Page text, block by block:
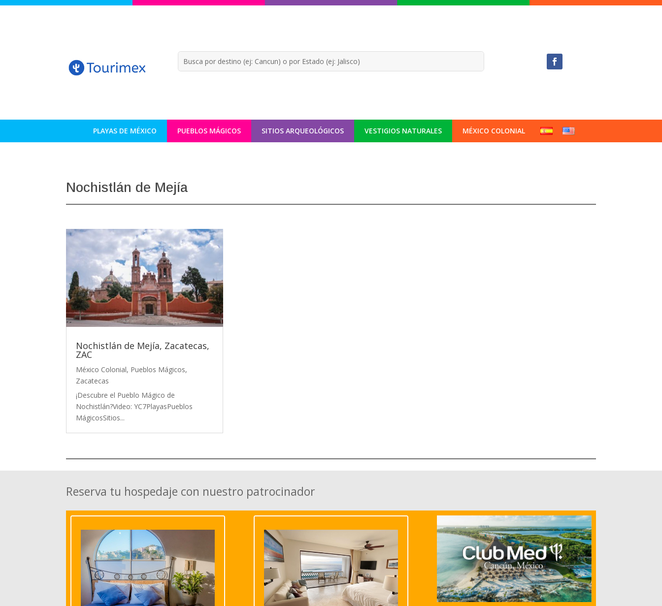
PLAYAS DE MÉXICO PUEBLOS MÁGICOS SITIOS ARQUEOLÓGICOS VESTIGIOS NATURALES MÉXICO COLONIAL
Nochistlán de Mejía
Nochistlán de Mejía, Zacatecas,
ZAC
México Colonial, Pueblos Mágicos,
Zacatecas
¡Descubre el Pueblo Mágico de
Nochistlán?Video: YC7PlayasPueblos
MágicosSitios...
Reserva tu hospedaje con nuestro patrocinador